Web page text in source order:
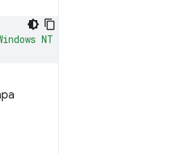
NT 5.1; FSL 7.0.7.01001)"